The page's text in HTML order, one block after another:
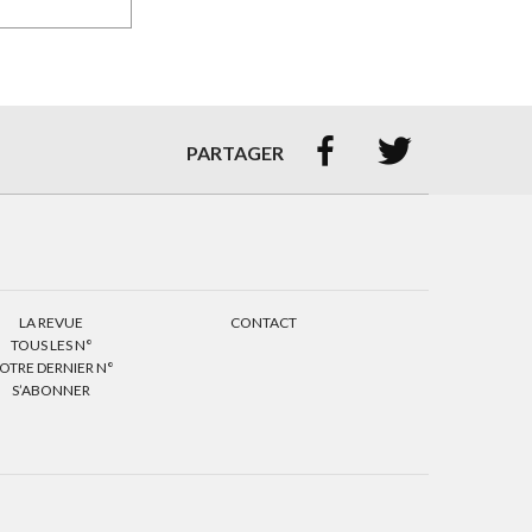
PARTAGER  
LA REVUE
TOUS LES N°
DERNIER N°
S’ABONNER
CONTACT